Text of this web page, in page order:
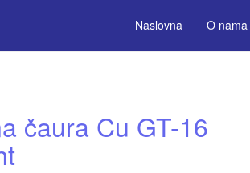
Naslovna O nama
čaura Cu GT-16